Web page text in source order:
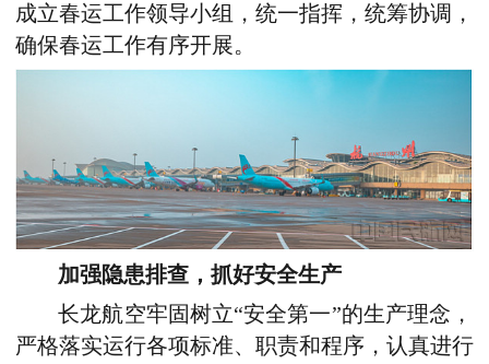
成立春运工作领导小组，统一指挥，统筹协调，
确保春运工作有序开展。
加强隐患排查，抓好安全生产
长龙航空牢固树立“安全第一”的生产理念，
严格落实运行各项标准、职责和程序，认真进行